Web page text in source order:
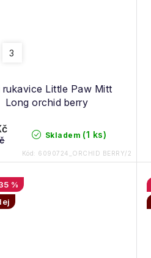
rukavice Little Paw Mitt
Long orchid berry
3
Skladem (1 ks)
Kód: 6090724_ORCHID BERRY/2
%